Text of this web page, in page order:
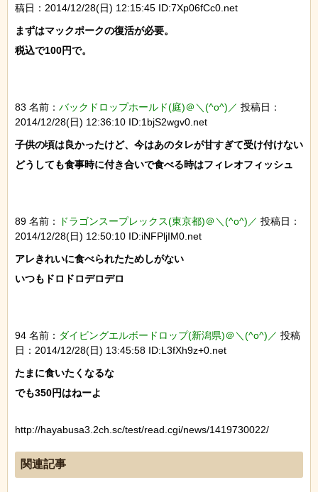
稿日：2014/12/28(日) 12:15:45 ID:7Xp06fCc0.net
まずはマックポークの復活が必要。
税込で100円で。
83 名前： バックドロップホールド(庭)＠＼(^o^)／ 投稿日：
2014/12/28(日) 12:36:10 ID:1bjS2wgv0.net
子供の頃は良かったけど、今はあのタレが甘すぎて受け付けない
どうしても食事時に付き合いで食べる時はフィレオフィッシュ
89 名前： ドラゴンスープレックス(東京都)＠＼(^o^)／ 投稿日：
2014/12/28(日) 12:50:10 ID:iNFPljIM0.net
アレきれいに食べられたためしがない
いつもドロドロデロデロ
94 名前： ダイビングエルボードロップ(新潟県)＠＼(^o^)／ 投稿
日：2014/12/28(日) 13:45:58 ID:L3fXh9z+0.net
たまに食いたくなるな
http://hayabusa3.2ch.sc/test/read.cgi/news/1419730022/
関連記事